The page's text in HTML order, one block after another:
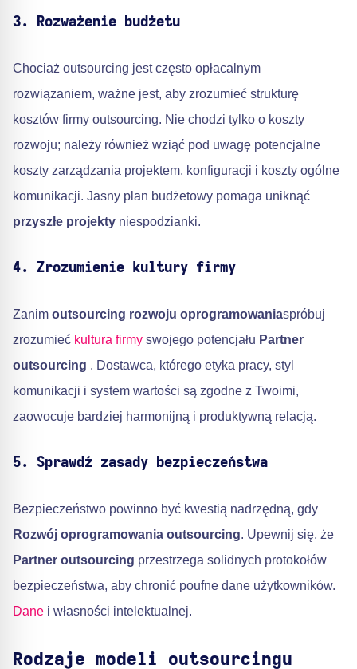
3. Rozważenie budżetu
Chociaż outsourcing jest często opłacalnym
rozwiązaniem, ważne jest, aby zrozumieć strukturę
kosztów firmy outsourcing. Nie chodzi tylko o koszty
rozwoju; należy również wziąć pod uwagę potencjalne
koszty zarządzania projektem, konfiguracji i koszty ogólne
komunikacji. Jasny plan budżetowy pomaga uniknąć
przyszłe projekty niespodzianki.
4. Zrozumienie kultury firmy
Zanim outsourcing rozwoju oprogramowaniaspróbuj
zrozumieć kultura firmy swojego potencjału Partner
outsourcing . Dostawca, którego etyka pracy, styl
komunikacji i system wartości są zgodne z Twoimi,
zaowocuje bardziej harmonijną i produktywną relacją.
5. Sprawdź zasady bezpieczeństwa
Bezpieczeństwo powinno być kwestią nadrzędną, gdy
Rozwój oprogramowania outsourcing. Upewnij się, że
Partner outsourcing przestrzega solidnych protokołów
bezpieczeństwa, aby chronić poufne dane użytkowników.
Dane i własności intelektualnej.
Rodzaje modeli outsourcingu